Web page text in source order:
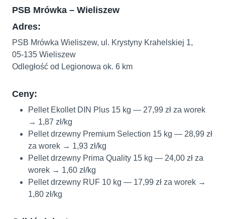
PSB Mrówka – Wieliszew
Adres:
PSB Mrówka Wieliszew, ul. Krystyny Krahelskiej 1,
05‑135 Wieliszew
Odległość od Legionowa ok. 6 km
Ceny:
Pellet Ekollet DIN Plus 15 kg — 27,99 zł za worek
→ 1,87 zł/kg
Pellet drzewny Premium Selection 15 kg — 28,99 zł
za worek → 1,93 zł/kg
Pellet drzewny Prima Quality 15 kg — 24,00 zł za
worek → 1,60 zł/kg
Pellet drzewny RUF 10 kg — 17,99 zł za worek →
1,80 zł/kg